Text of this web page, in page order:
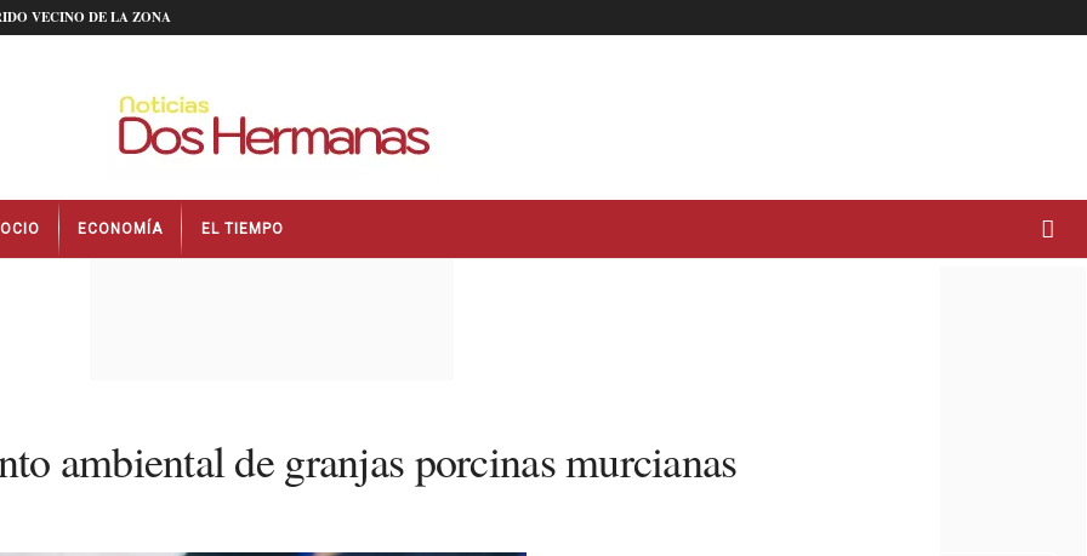
VECINO DE LA ZONA
OCIO ECONOMÍA EL TIEMPO
ambiental de granjas porcinas murcianas